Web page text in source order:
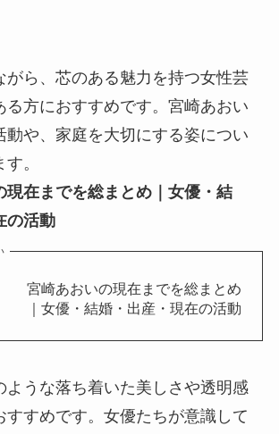
がら、芯のある魅力を持つ女性芸
る方におすすめです。宮崎あおい
動や、家庭を大切にする姿につい
。
現在までを総まとめ｜女優・結
の活動
宮崎あおいの現在までを総まとめ
｜女優・結婚・出産・現在の活動
ような落ち着いた美しさや透明感
すすめです。女優たちが意識して